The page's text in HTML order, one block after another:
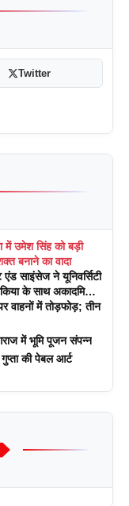
Twitter
में उमेश सिंह को बड़ी
बनाने का वादा
साइंसेज ने यूनिवर्सिटी
के साथ अकादमिक
कार्यशाला का
वाहनों में तोड़फोड़; तीन
में भूमि पूजन संपन्न
की पेबल आर्ट